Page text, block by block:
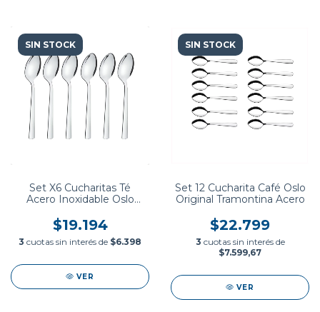
SIN STOCK
Set X6 Cucharitas Té
Acero Inoxidable Oslo
$19.194
3 cuotas sin interés de $6.398
VER
SIN STOCK
Set 12 Cucharita Café Oslo
Original Tramontina Acero
$22.799
3 cuotas sin interés de
$7.599,67
VER